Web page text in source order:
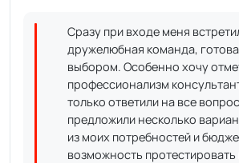
Сразу при входе меня
дружелюбная команда,
выбором. Особенно хочу
профессионализм
только ответили на все
предложили несколько
из моих потребностей и
возможность